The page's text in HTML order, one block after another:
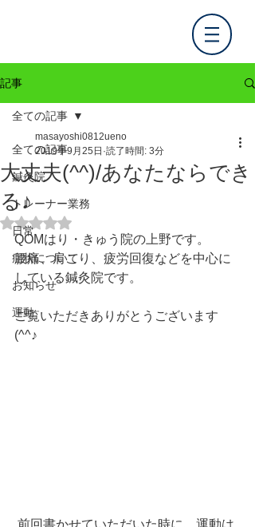
記事
全ての記事
鍼灸院
トレーナー業務
日常
症状について
お知らせ
運動
全ての記事
大丈夫(^^)/あなたならでき
る♪
masayoshi0812ueno
2019年9月25日 読了時間: 3分
5つ星のうちNaNと評価されています。
QOMはり・きゅう院の上野です。
腰痛、肩こり、疲労回復などを中心に
している鍼灸院です。
ご覧いただきありがとうございます
(^^♪